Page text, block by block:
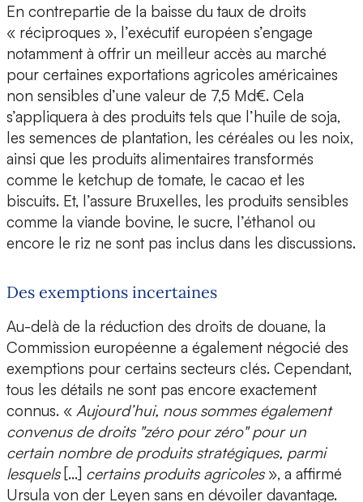
En contrepartie de la baisse du taux de droits
« réciproques », l’exécutif européen s’engage
notamment à offrir un meilleur accès au marché
pour certaines exportations agricoles américaines
non sensibles d’une valeur de 7,5 Md€. Cela
s’appliquera à des produits tels que l’huile de soja,
les semences de plantation, les céréales ou les noix,
ainsi que les produits alimentaires transformés
comme le ketchup de tomate, le cacao et les
biscuits. Et, l’assure Bruxelles, les produits sensibles
comme la viande bovine, le sucre, l’éthanol ou
encore le riz ne sont pas inclus dans les discussions.
Des exemptions incertaines
Au-delà de la réduction des droits de douane, la
Commission européenne a également négocié des
exemptions pour certains secteurs clés. Cependant,
tous les détails ne sont pas encore exactement
connus. « Aujourd’hui, nous sommes également
convenus de droits "zéro pour zéro" pour un
certain nombre de produits stratégiques, parmi
lesquels[…] certains produits agricoles», a affirmé
Ursula von der Leyen sans en dévoiler davantage.